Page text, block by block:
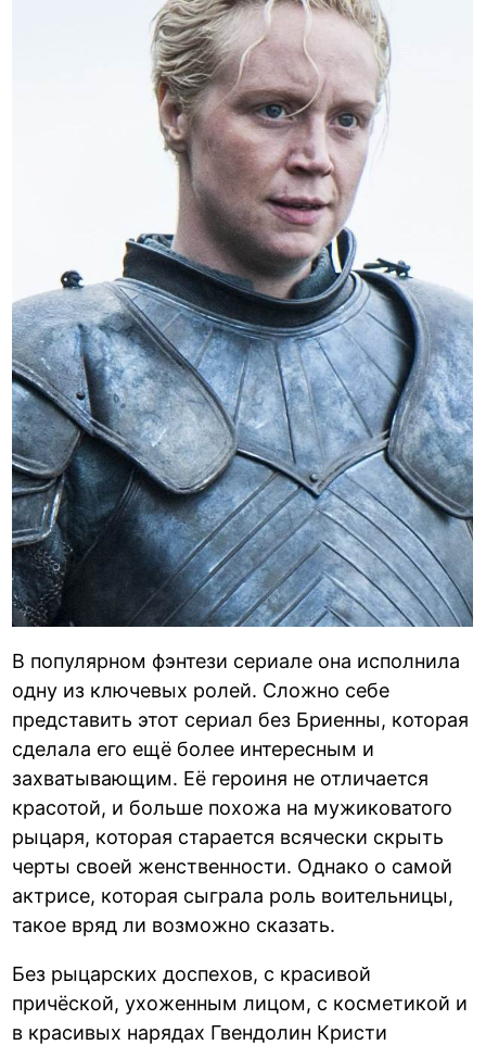
В популярном фэнтези сериале она исполнила
одну из ключевых ролей. Сложно себе
представить этот сериал без Бриенны, которая
сделала его ещё более интересным и
захватывающим. Её героиня не отличается
красотой, и больше похожа на мужиковатого
рыцаря, которая старается всячески скрыть
черты своей женственности. Однако о самой
актрисе, которая сыграла роль воительницы,
такое вряд ли возможно сказать.
Без рыцарских доспехов, с красивой
причёской, ухоженным лицом, с косметикой и
в красивых нарядах Гвендолин Кристи